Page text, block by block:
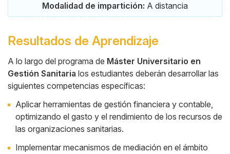
Modalidad de impartición: A distancia
Resultados de Aprendizaje
A lo largo del programa de Máster Universitario en
Gestión Sanitaria los estudiantes deberán desarrollar las
siguientes competencias específicas:
Aplicar herramientas de gestión financiera y contable,
optimizando el gasto y el rendimiento de los recursos de
las organizaciones sanitarias.
Implementar mecanismos de mediación en el ámbito